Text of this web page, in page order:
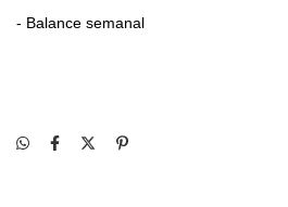
- Balance semanal